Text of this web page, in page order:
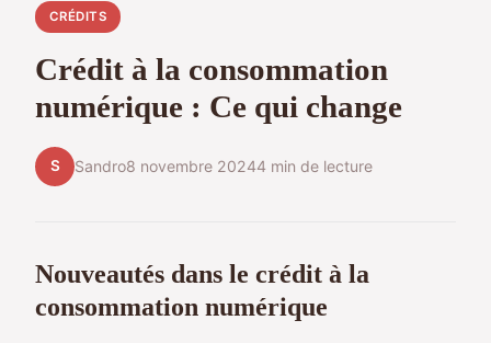
CRÉDITS
Crédit à la consommation
numérique : Ce qui change
S Sandro8 novembre 20244 min de lecture
Nouveautés dans le crédit à la
consommation numérique